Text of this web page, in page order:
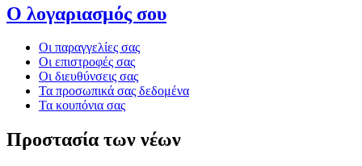
Ο λογαριασμός σου
Οι παραγγελίες σας
Οι επιστροφές σας
Οι διευθύνσεις σας
Τα προσωπικά σας δεδομένα
Τα κουπόνια σας
Προστασία των νέων